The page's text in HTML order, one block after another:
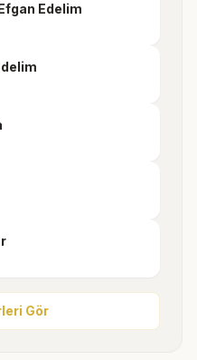
Edelim
Gör